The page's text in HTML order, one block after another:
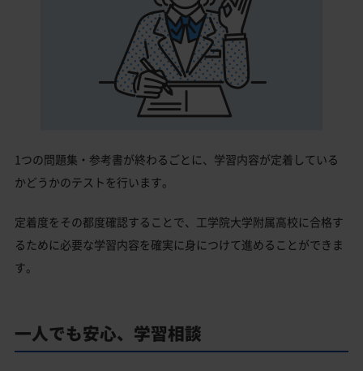
1つの問題集・参考書が終わるごとに、学習内容が定着している
かどうかのテストを行います。
定着度をその都度確認することで、工学院大学附属高校に合格す
るために必要な学習内容を確実に身につけて進めることができま
す。
一人でも安心、学習相談